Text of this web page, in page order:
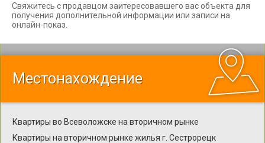
Свяжитесь с продавцом заитересовавшего вас объекта для
получения дополнительной информации или записи на
онлайн-показ.
Местонахождение
Квартиры во Всеволожске на вторичном рынке
Квартиры на вторичном рынке жилья г. Сестрорецк